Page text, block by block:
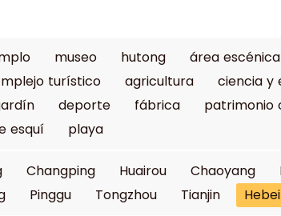
museo hutong área
turístico agricultura ciencia y
deporte fábrica patrimonio
esquí playa
Changping Huairou Chaoyang
Pinggu Tongzhou Tianjin Hebei